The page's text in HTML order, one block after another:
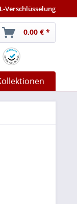
Verschlüsselung
0,00 € *